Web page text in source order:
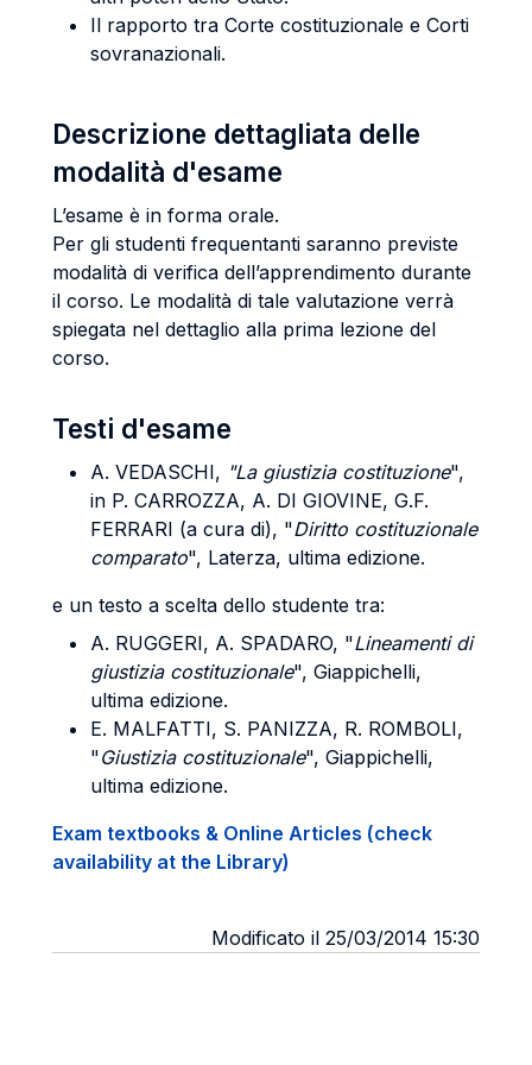
Il rapporto tra Corte costituzionale e Corti
sovranazionali.
Descrizione dettagliata delle
modalità d'esame
L’esame è in forma orale.
Per gli studenti frequentanti saranno previste
modalità di verifica dell’apprendimento durante
il corso. Le modalità di tale valutazione verrà
spiegata nel dettaglio alla prima lezione del
corso.
Testi d'esame
A. VEDASCHI, "La giustizia costituzione",
in P. CARROZZA, A. DI GIOVINE, G.F.
FERRARI (a cura di), "Diritto costituzionale
comparato", Laterza, ultima edizione.
e un testo a scelta dello studente tra:
A. RUGGERI, A. SPADARO, "Lineamenti di
giustizia costituzionale", Giappichelli,
ultima edizione.
E. MALFATTI, S. PANIZZA, R. ROMBOLI,
"Giustizia costituzionale", Giappichelli,
ultima edizione.
Exam textbooks & Online Articles (check
availability at the Library)
Modificato il 25/03/2014 15:30